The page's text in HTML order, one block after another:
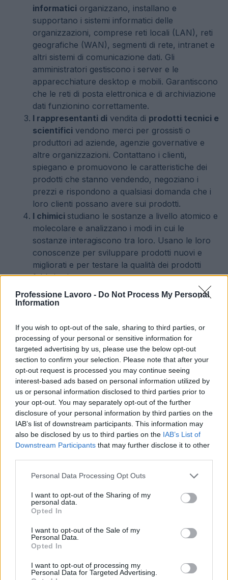
Professione Lavoro - Do Not Process My Personal
Information
If you wish to opt-out of the sale, sharing to third parties, or
processing of your personal or sensitive information for
targeted advertising by us, please use the below opt-out
section to confirm your selection. Please note that after your
opt-out request is processed you may continue seeing
interest-based ads based on personal information utilized by
us or personal information disclosed to third parties prior to
your opt-out. You may separately opt-out of the further
disclosure of your personal information by third parties on the
IAB’s list of downstream participants. This information may
also be disclosed by us to third parties on the IAB’s List of
Downstream Participants that may further disclose it to other
Please note that this website/app uses one or more Google
not limited to your visit or usage behaviour. You may click to
grant or deny consent to Google and its third-party tags to
use your data for below specified purposes in below Google
consent section.
Personal Data Processing Opt Outs
I want to opt-out of the Sharing of my
personal data.
Opted In
I want to opt-out of the Sale of my
Personal Data.
Opted In
I want to opt-out of processing my
Personal Data for Targeted Advertising.
informatici organizzano, installano e
supportano i sistemi informatici delle
organizzazioni, comprese reti locali (LAN), reti
geografiche (WAN), segmenti di rete, intranet e
altri sistemi di comunicazione dati. Gli
amministratori gestiscono i server e le
apparecchiature desktop e mobili. Garantiscono
che le reti di posta elettronica e di archiviazione
dati funzionino correttamente.
I rappresentanti di vendita di prodotti tecnici e
scientifici vendono merci per grossisti o
produttori ad aziende, agenzie governative e
altre organizzazioni. Contattano i clienti,
spiegano e promuovono le caratteristiche dei
prodotti che stanno vendendo, negoziano i
prezzi e rispondono a qualsiasi domanda che i
loro clienti possano avere sui prodotti.
I chimici studiano le sostanze a livello atomico e
molecolare e analizzano i modi in cui le
sostanze interagiscono tra loro. Usano le loro
conoscenze per sviluppare prodotti nuovi e
migliorati e per testare la qualità dei prodotti
fabbricati.
I logisti
analizzano e coordinano le catene di
approvvigionamento delle organizzazioni: i
consumatore. Gestiscono l’intero ciclo di vita di
un prodotto, che include l’acquisizione,
l’allocazione e la consegna di un prodotto.
Gli infermieri registratiforniscono e
coordinano l’assistenza ai pazienti, istruiscono i
pazienti e il pubblico sulle varie condizioni di
salute e forniscono consulenza e supporto
emotivo ai pazienti e ai loro familiari.
Ragionieri e revisoripreparano ed esaminano i
documenti finanziari. Garantiscono che i registri
finanziari siano accurati e che le tasse siano
pagate correttamente e in tempo. Ragionieri e
revisori valutano le operazioni finanziarie e
funzionino in modo efficiente.
I funzionari addetti ai prestiti
delle richieste di prestito per persone e
aziende. Il lavoro dei funzionari addetti ai
componenti di vendita. Gli ufficiali di prestito